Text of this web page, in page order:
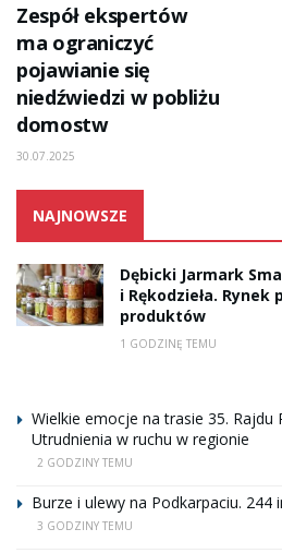
Zespół ekspertów
ma ograniczyć
pojawianie się
niedźwiedzi w pobliżu
domostw
30.07.2025
NAJNOWSZE
Dębicki Jarmark
i Rękodzieła. Rynek
produktów
1 GODZINĘ TEMU
Wielkie emocje na trasie 35. Rajdu
Utrudnienia w ruchu w regionie
2 GODZINY TEMU
Burze i ulewy na Podkarpaciu.
3 GODZINY TEMU